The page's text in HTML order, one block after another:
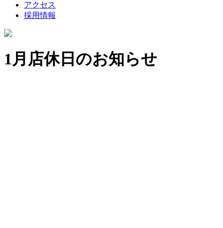
アクセス
採用情報
1月店休日のお知らせ